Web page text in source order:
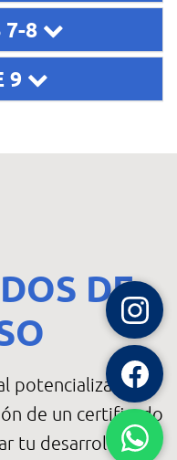
7-8
9
DE
potencializa tus
de un certificado
tu desarrollo